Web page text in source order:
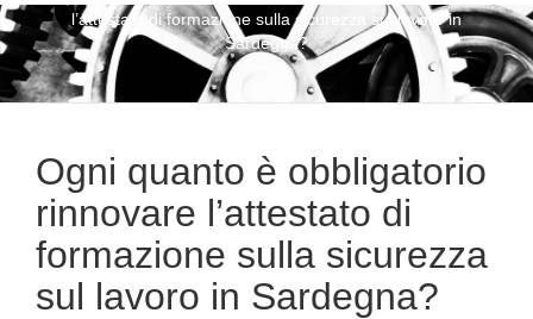
l’attestato di formazione sulla sicurezza sul lavoro in
Sardegna?
Ogni quanto è obbligatorio
rinnovare l’attestato di
formazione sulla sicurezza
sul lavoro in Sardegna?